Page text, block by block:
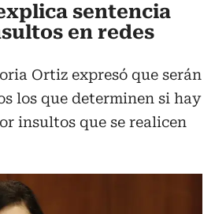
sentencia
en redes
Ortiz expresó que serán
los que determinen si hay
insultos que se realicen